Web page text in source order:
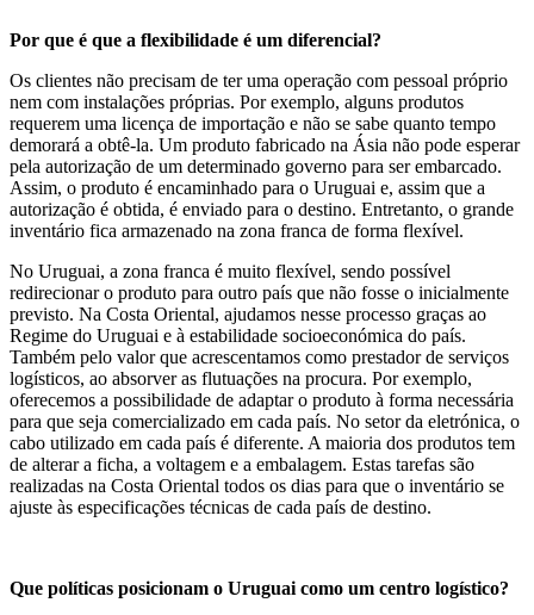
Por que é que a flexibilidade é um diferencial?
Os clientes não precisam de ter uma operação com pessoal próprio
nem com instalações próprias. Por exemplo, alguns produtos
requerem uma licença de importação e não se sabe quanto tempo
demorará a obtê-la. Um produto fabricado na Ásia não pode esperar
pela autorização de um determinado governo para ser embarcado.
Assim, o produto é encaminhado para o Uruguai e, assim que a
autorização é obtida, é enviado para o destino. Entretanto, o grande
inventário fica armazenado na zona franca de forma flexível.
No Uruguai, a zona franca é muito flexível, sendo possível
redirecionar o produto para outro país que não fosse o inicialmente
previsto. Na Costa Oriental, ajudamos nesse processo graças ao
Regime do Uruguai e à estabilidade socioeconómica do país.
Também pelo valor que acrescentamos como prestador de serviços
logísticos, ao absorver as flutuações na procura. Por exemplo,
oferecemos a possibilidade de adaptar o produto à forma necessária
para que seja comercializado em cada país. No setor da eletrónica, o
cabo utilizado em cada país é diferente. A maioria dos produtos tem
de alterar a ficha, a voltagem e a embalagem. Estas tarefas são
realizadas na Costa Oriental todos os dias para que o inventário se
ajuste às especificações técnicas de cada país de destino.
Que políticas posicionam o Uruguai como um centro logístico?